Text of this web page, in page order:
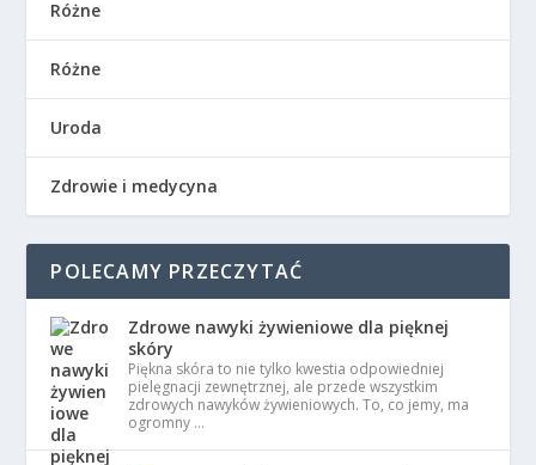
Różne
Różne
Uroda
Zdrowie i medycyna
POLECAMY PRZECZYTAĆ
Zdrowe nawyki żywieniowe dla pięknej
skóry
Piękna skóra to nie tylko kwestia odpowiedniej
pielęgnacji zewnętrznej, ale przede wszystkim
zdrowych nawyków żywieniowych. To, co jemy, ma
ogromny …